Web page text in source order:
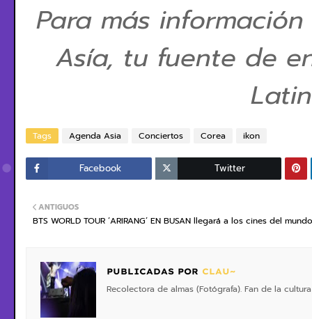
Para más
Asía, tu fuente de
Tags Agenda Asia Conciertos Corea ikon
Facebook Twitter
ANTIGUOS
BTS WORLD TOUR ‘ARIRANG’ EN BUSAN llegará a los cines del mundo
PUBLICADAS POR CLAU~
Recolectora de almas (Fotógrafa). Fan de la